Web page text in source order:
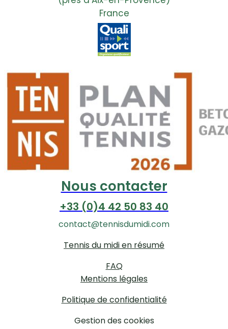
France
Nous contacter
+33 (0)4 42 50 83 40
contact@tennisdumidi.com
Tennis du midi en résumé
FAQ
Mentions légales
Politique de confidentialité
Gestion des cookies